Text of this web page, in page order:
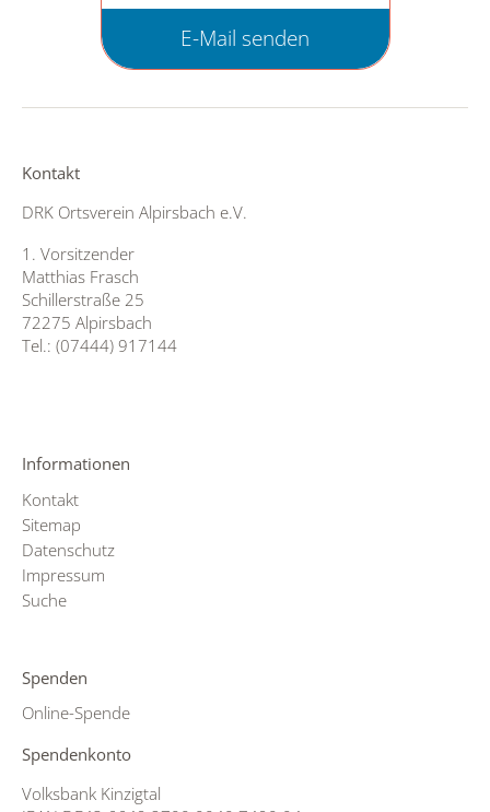
E-Mail senden
Kontakt
DRK Ortsverein Alpirsbach e.V.
1. Vorsitzender
Matthias Frasch
Schillerstraße 25
72275 Alpirsbach
Tel.: (07444) 917144
Informationen
Kontakt
Sitemap
Datenschutz
Impressum
Suche
Spenden
Online-Spende
Spendenkonto
Volksbank Kinzigtal